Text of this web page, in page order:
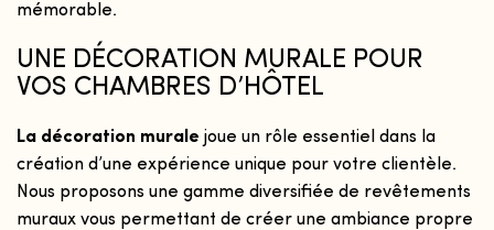
mémorable.
UNE DÉCORATION MURALE POUR
VOS CHAMBRES D’HÔTEL
La décoration murale joue un rôle essentiel dans la
création d’une expérience unique pour votre clientèle.
Nous proposons une gamme diversifiée de revêtements
muraux vous permettant de créer une ambiance propre